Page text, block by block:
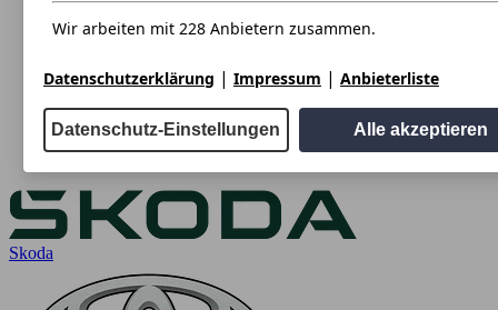
Skoda
Wir arbeiten mit 228 Anbietern zusammen.
Datenschutzerklärung | Impressum | Anbieterliste
Datenschutz-Einstellungen Alle akzeptieren